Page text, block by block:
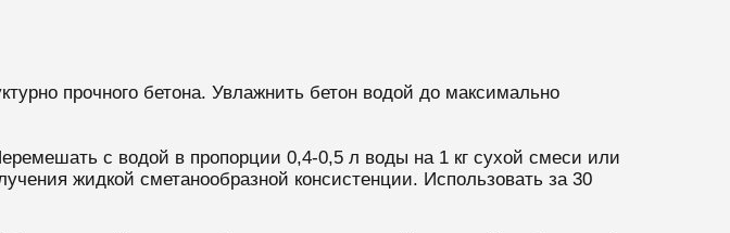
прочного бетона. Увлажнить бетон водой до максимально
с водой в пропорции 0,4-0,5 л воды на 1 кг сухой смеси или
жидкой сметанообразной консистенции. Использовать за 30